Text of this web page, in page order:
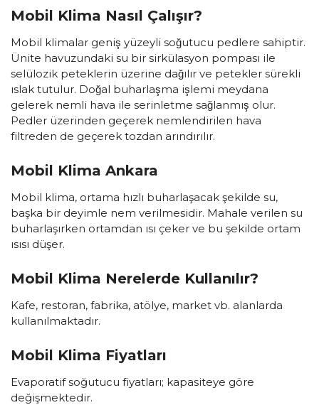
Mobil Klima Nasıl Çalışır?
Mobil klimalar geniş yüzeyli soğutucu pedlere sahiptir.
Ünite havuzundaki su bir sirkülasyon pompası ile
selülozik peteklerin üzerine dağılır ve petekler sürekli
ıslak tutulur. Doğal buharlaşma işlemi meydana
gelerek nemli hava ile serinletme sağlanmış olur.
Pedler üzerinden geçerek nemlendirilen hava
filtreden de geçerek tozdan arındırılır.
Mobil Klima Ankara
Mobil klima, ortama hızlı buharlaşacak şekilde su,
başka bir deyimle nem verilmesidir. Mahale verilen su
buharlaşırken ortamdan ısı çeker ve bu şekilde ortam
ısısı düşer.
Mobil Klima Nerelerde Kullanılır?
Kafe, restoran, fabrika, atölye, market vb. alanlarda
kullanılmaktadır.
Mobil Klima Fiyatları
Evaporatif soğutucu fiyatları; kapasiteye göre
değişmektedir.